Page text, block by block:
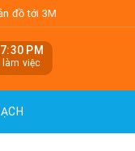
đồ tới 3M
PM
việc